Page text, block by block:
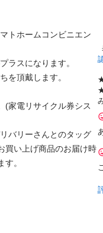
トホームコンビニエン
ラスになります。
を頂戴します。
家電リサイクル券シス
バリーさんとのタッグ
買い上げ商品のお届け時
。